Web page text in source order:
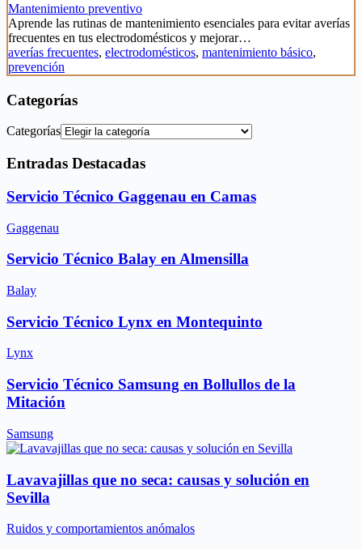
Mantenimiento preventivo
Aprende las rutinas de mantenimiento esenciales para evitar averías
frecuentes en tus electrodomésticos y mejorar…
averías frecuentes, electrodomésticos, mantenimiento básico,
prevención
Categorías
Categorías
Entradas Destacadas
Servicio Técnico Gaggenau en Camas
Gaggenau
Servicio Técnico Balay en Almensilla
Balay
Servicio Técnico Lynx en Montequinto
Lynx
Servicio Técnico Samsung en Bollullos de la
Mitación
Samsung
Lavavajillas que no seca: causas y solución en
Sevilla
Ruidos y comportamientos anómalos